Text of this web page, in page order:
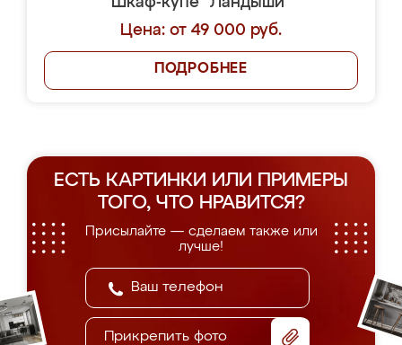
Цена: от 49 000 руб.
ПОДРОБНЕЕ
ЕСТЬ КАРТИНКИ ИЛИ ПРИМЕРЫ
ТОГО, ЧТО НРАВИТСЯ?
Присылайте — сделаем также или
лучше!
Прикрепить фото